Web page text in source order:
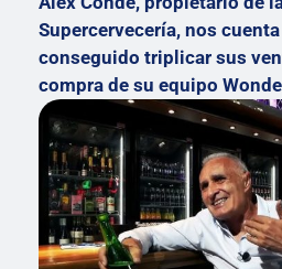
Supercervecería, nos
conseguido triplicar sus
compra de su equipo